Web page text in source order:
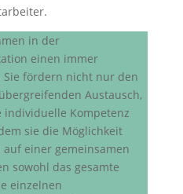
in der
einen immer
fördern nicht nur den
Austausch,
individuelle Kompetenz
sie die Möglichkeit
einer gemeinsamen
sowohl das gesamte
einzelnen